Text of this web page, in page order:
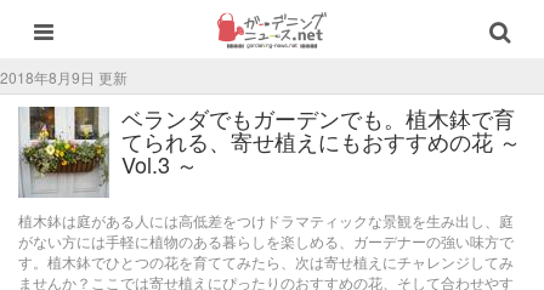
2018年8月9日 更新
ベランダでもガーデンでも。植木鉢で育
てられる、寄せ植えにもおすすめの花 ～
Vol.3 ～
植木鉢は庭がある人には高低差をつけドラマティックな景観を生み出し、庭
がない方には手軽に植物のある暮らしを楽しめる、ガーデナーの強い味方で
す。植木鉢でひとつの花を育ててみたら、次は寄せ植えにチャレンジしてみ
ませんか？ここでは寄せ植えにぴったりのおすすめの花、そして合わせやす